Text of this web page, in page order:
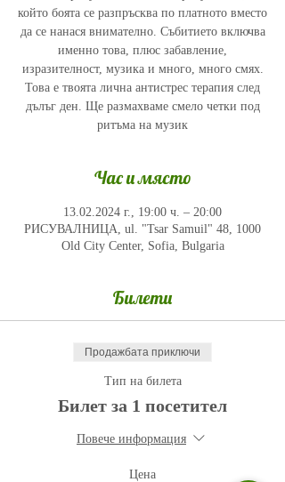
който боята се разпръсква по платното вместо
да се нанася внимателно. Събитието включва
именно това, плюс забавление,
изразителност, музика и много, много смях.
Това е твоята лична антистрес терапия след
дълъг ден. Ще размахваме смело четки под
ритъма на музик
Час и място
13.02.2024 г., 19:00 ч. – 20:00
РИСУВАЛНИЦА, ul. "Tsar Samuil" 48, 1000
Old City Center, Sofia, Bulgaria
Билети
Продажбата приключи
Тип на билета
Билет за 1 посетител
Повече информация
Цена